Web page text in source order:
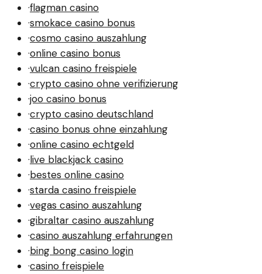
·flagman casino
·smokace casino bonus
·cosmo casino auszahlung
·online casino bonus
·vulcan casino freispiele
·crypto casino ohne verifizierung
·joo casino bonus
·crypto casino deutschland
·casino bonus ohne einzahlung
·online casino echtgeld
·live blackjack casino
·bestes online casino
·starda casino freispiele
·vegas casino auszahlung
·gibraltar casino auszahlung
·casino auszahlung erfahrungen
·bing bong casino login
·casino freispiele